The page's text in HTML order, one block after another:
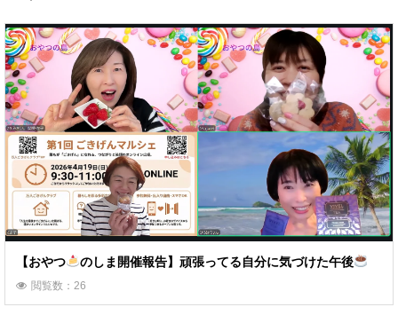
【おやつ のしま開催報告】頑張ってる自分に気づけた午後
閲覧数：26